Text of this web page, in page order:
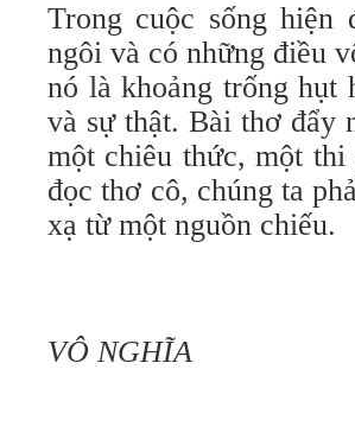
Trong cuộc sống hiện
ngôi và có những điều
nó là khoảng trống hụt
và sự thật. Bài thơ đẩy
một chiêu thức, một
đọc thơ cô, chúng ta
xạ từ một nguồn chiếu.
VÔ NGHĨA